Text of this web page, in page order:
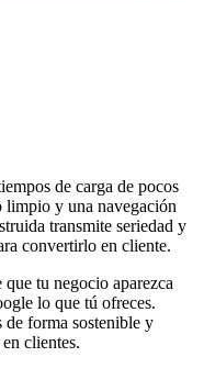
de carga de pocos
limpio y una navegación
transmite seriedad y
convertirlo en cliente.
que tu negocio aparezca
lo que tú ofreces.
de forma sostenible y
clientes.